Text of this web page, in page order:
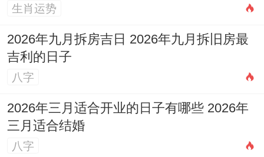
业关键期，挑战巨大，务必稳守心神，避免
重大决策，六月乙未：财官相生，略有收
获，但未戌相刑，注意人际纠纷与财务纠
纷。
七月丙申，八月丁酉：比劫帮身。金气渐
旺，团队合作可见成效，是推进执行，收回
款项的好时机，九月戊戌：印比双旺，固本
生肖运势
2026年九月拆房吉日 2026年九月拆旧房最
吉利的日子
八字
2026年三月适合开业的日子有哪些 2026年
三月适合结婚
八字